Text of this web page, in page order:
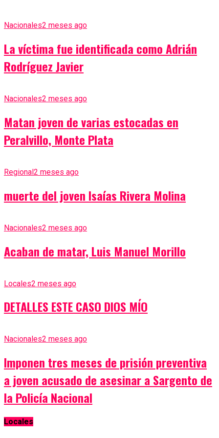
Nacionales2 meses ago
La víctima fue identificada como Adrián
Rodríguez Javier
Nacionales2 meses ago
Matan joven de varias estocadas en
Peralvillo, Monte Plata
Regional2 meses ago
muerte del joven Isaías Rivera Molina
Nacionales2 meses ago
Acaban de matar, Luis Manuel Morillo
Locales2 meses ago
DETALLES ESTE CASO DIOS MÍO
Nacionales2 meses ago
Imponen tres meses de prisión preventiva
a joven acusado de asesinar a Sargento de
la Policía Nacional
Locales